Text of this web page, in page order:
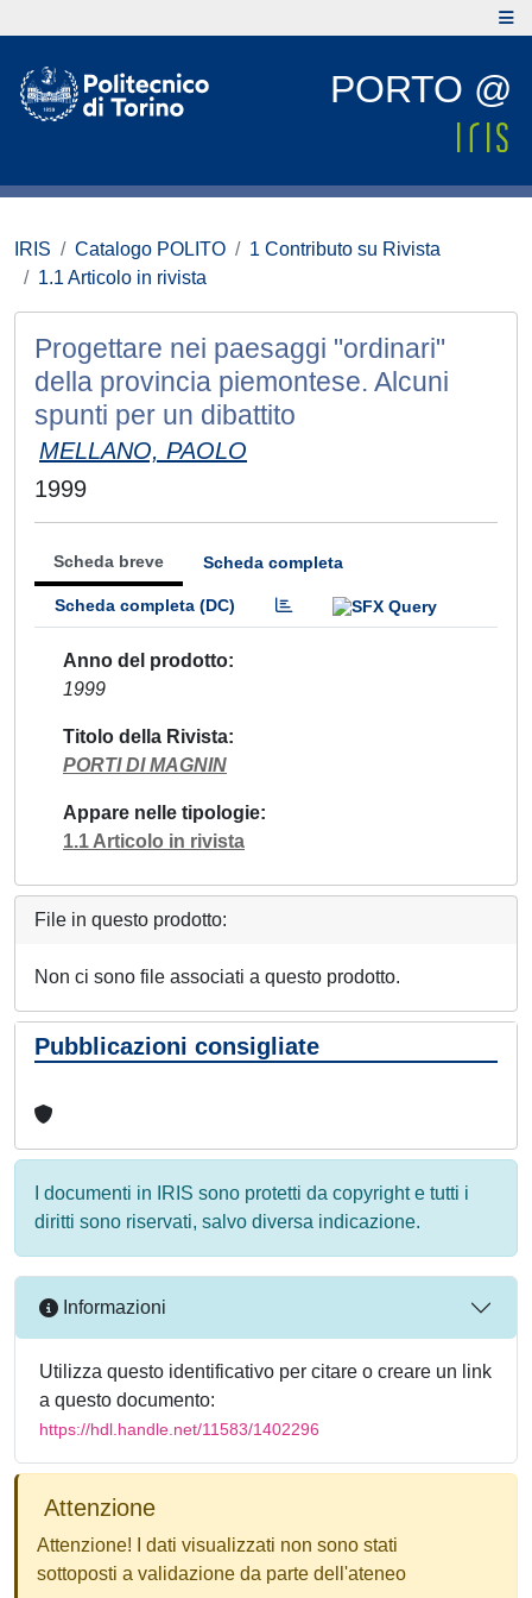
PORTO @
IRIS Catalogo POLITO
1 Contributo su Rivista
1.1 Articolo in rivista
Progettare nei paesaggi "ordinari"
della provincia piemontese. Alcuni
spunti per un dibattito
MELLANO, PAOLO
1999
Scheda breve Scheda completa
Scheda completa (DC)
Anno del prodotto
1999
Titolo della Rivista
PORTI DI MAGNIN
Appare nelle tipologie
1.1 Articolo in rivista
File in questo prodotto:
Non ci sono file associati a questo prodotto.
Pubblicazioni consigliate
I documenti in IRIS sono protetti da copyright e tutti i
diritti sono riservati, salvo diversa indicazione.
Informazioni
Utilizza questo identificativo per citare o creare un link
a questo documento:
https://hdl.handle.net/11583/1402296
Attenzione
Attenzione! I dati visualizzati non sono stati
sottoposti a validazione da parte dell'ateneo